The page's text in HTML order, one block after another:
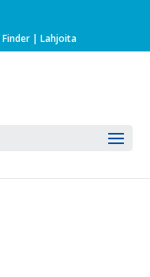
| Lahjoita